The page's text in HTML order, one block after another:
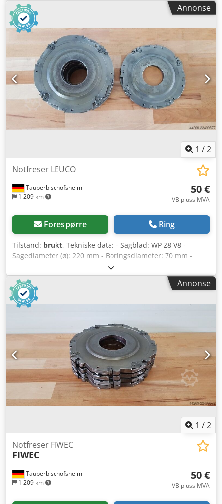
Annonse
1 /2
Tauberbischofsheim
1 209 km
Notfreser LEUCO
50 €
VB pluss MVA
Forespørre Ring
Tilstand: brukt, Tekniske data: - Sagblad: WP Z8 V8 -
Sagediameter (ø): 220 mm - Boringsdiameter: 70 mm -
Lengde: 14 mm Dcodpfx Aozryi Heqpek - Materiale: Stål -
Tilgjengelig: 8
Annonse
1 /2
Tauberbischofsheim
1 209 km
Notfreser FIWEC
FIWEC
50 €
VB pluss MVA